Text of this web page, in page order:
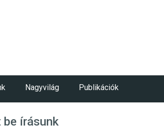
Nagyvilág Publikációk
írásunk